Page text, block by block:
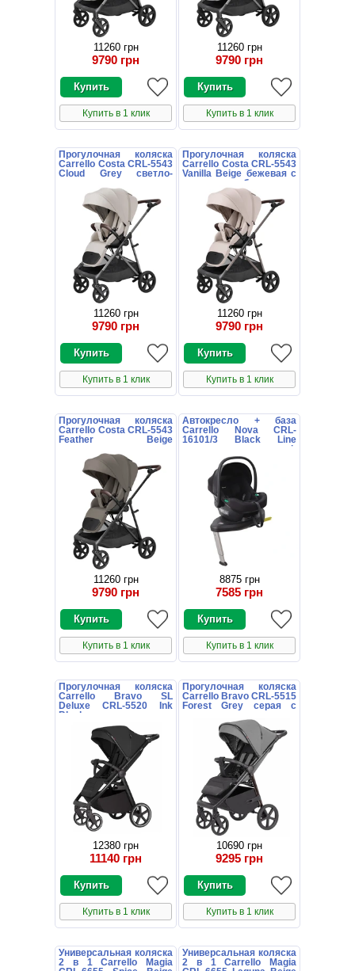
11260 грн
9790 грн
Купить в 1 клик
11260 грн
9790 грн
Купить в 1 клик
Прогулочная коляска
Carrello Costa CRL-5543
Cloud Grey светло-
блоком
11260 грн
9790 грн
Купить в 1 клик
Прогулочная коляска
Carrello Costa CRL-5543
Vanilla Beige бежевая с
поворотным блоком
11260 грн
9790 грн
Купить в 1 клик
Прогулочная коляска
Carrello Costa CRL-5543
Feather Beige
поворотным блоком
11260 грн
9790 грн
Купить в 1 клик
Автокресло + база
Carrello Nova CRL-
16101/3 Black Line
черное поворотное i-
Size Isofix
8875 грн
7585 грн
Купить в 1 клик
Прогулочная коляска
Carrello Bravo SL
Deluxe CRL-5520 Ink
Black черная
12380 грн
11140 грн
Купить в 1 клик
Прогулочная коляска
Carrello Bravo CRL-5515
Forest Grey серая с
10690 грн
9295 грн
Купить в 1 клик
Универсальная коляска
2 в 1 Carrello Magia
Универсальная коляска
2 в 1 Carrello Magia